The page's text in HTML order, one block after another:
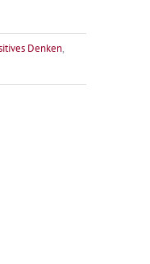
Denken,